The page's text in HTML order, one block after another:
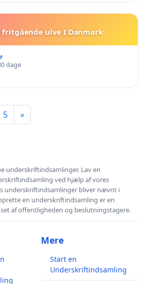
ulve I Danmark
dage
5 »
underskriftindsamlinger. Lav en
ved hjælp af vores
underskriftindsamlinger bliver nævnt i
en underskriftindsamling er en
af offentligheden og beslutningstagere.
Mere
Start en
Underskriftindsamling